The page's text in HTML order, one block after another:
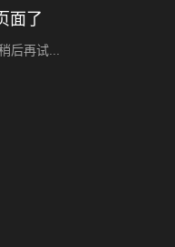
面了
后再试...